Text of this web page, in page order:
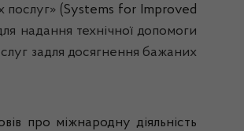
послуг» (Systems for Improved
надання технічної допомоги
задля досягнення бажаних
про міжнародну діяльність